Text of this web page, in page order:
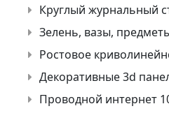
Круглый журнальный
Зелень, вазы,
Ростовое
Декоративные 3d
Проводной интернет